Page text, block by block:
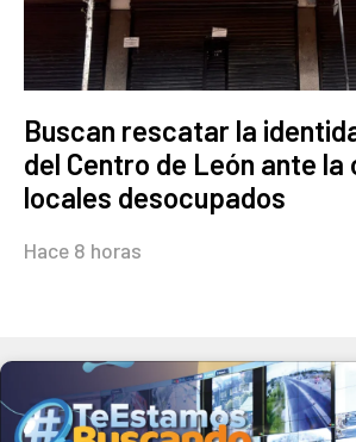
Buscan rescatar la
del Centro de León ante la
locales desocupados
Hace 8 horas